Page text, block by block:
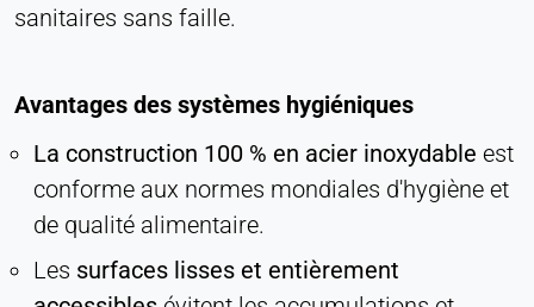
sanitaires sans faille.
Avantages des systèmes hygiéniques
La construction 100 % en acier inoxydable est
conforme aux normes mondiales d'hygiène et
de qualité alimentaire.
Les surfaces lisses et entièrement